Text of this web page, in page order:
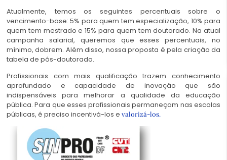
Atualmente, temos os seguintes percentuais sobre o
vencimento-base: 5% para quem tem especialização, 10% para
quem tem mestrado e 15% para quem tem doutorado. Na atual
campanha salarial, queremos que esses percentuais, no
mínimo, dobrem. Além disso, nossa proposta é pela criação da
tabela de pós-doutorado.
Profissionais com mais qualificação trazem conhecimento
aprofundado e capacidade de inovação que são
indispensáveis para melhorar a qualidade da educação
pública. Para que esses profissionais permaneçam nas escolas
públicas, é preciso incentivá-los e valorizá-los.